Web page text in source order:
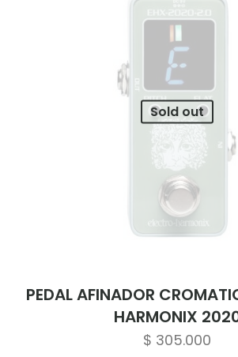
Sold out
PEDAL AFINADOR
HARMONIX
$ 305.000